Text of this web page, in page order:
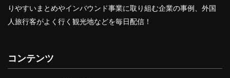
りやすいまとめやインバウンド事業に取り組む企業の事例、外国
人旅行客がよく行く観光地などを毎日配信！
コンテンツ